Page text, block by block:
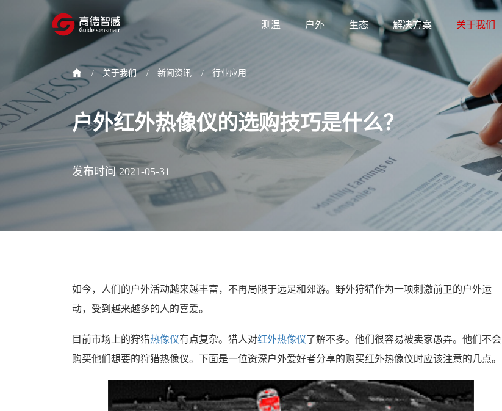
测温 户外 生态 解决方案 关于我们
/ 关于我们 / 新闻资讯 / 行业应用
户外红外热像仪的选购技巧是什么？
发布时间 2021-05-31
如今，人们的户外活动越来越丰富，不再局限于远足和郊游。野外狩猎作为一项刺激前卫的户外运
动，受到越来越多的人的喜爱。
目前市场上的狩猎热像仪有点复杂。猎人对红外热像仪了解不多。他们很容易被卖家愚弄。他们不会
购买他们想要的狩猎热像仪。下面是一位资深户外爱好者分享的购买红外热像仪时应该注意的几点。